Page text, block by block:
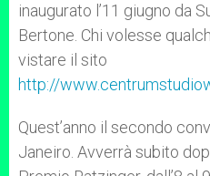
inaugurato l’11 giugno da
Bertone. Chi volesse
vistare il sito
http://
Quest’anno il secondo
Janeiro. Avverrà subito